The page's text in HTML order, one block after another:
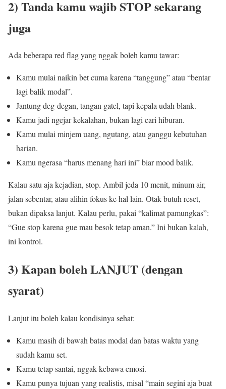
2) Tanda kamu wajib STOP sekarang
juga
Ada beberapa red flag yang nggak boleh kamu tawar:
Kamu mulai naikin bet cuma karena “tanggung” atau “bentar
lagi balik modal”.
Jantung deg-degan, tangan gatel, tapi kepala udah blank.
Kamu jadi ngejar kekalahan, bukan lagi cari hiburan.
Kamu mulai minjem uang, ngutang, atau ganggu kebutuhan
harian.
Kamu ngerasa “harus menang hari ini” biar mood balik.
Kalau satu aja kejadian, stop. Ambil jeda 10 menit, minum air,
jalan sebentar, atau alihin fokus ke hal lain. Otak butuh reset,
bukan dipaksa lanjut. Kalau perlu, pakai “kalimat pamungkas”:
“Gue stop karena gue mau besok tetap aman.” Ini bukan kalah,
ini kontrol.
3) Kapan boleh LANJUT (dengan
syarat)
Lanjut itu boleh kalau kondisinya sehat:
Kamu masih di bawah batas modal dan batas waktu yang
sudah kamu set.
Kamu tetap santai, nggak kebawa emosi.
Kamu punya tujuan yang realistis, misal “main segini aja buat